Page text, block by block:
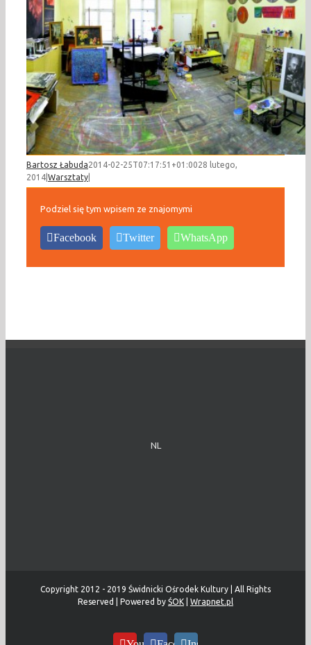
Bartosz Łabuda2014-02-25T07:17:51+01:0028 lutego,
2014 Warsztaty
Podziel się tym wpisem ze znajomymi
Facebook Twitter WhatsApp
NL
Copyright 2012 - 2019 Świdnicki Ośrodek Kultury | All Rights
Reserved | Powered by ŚOK Wrapnet.pl